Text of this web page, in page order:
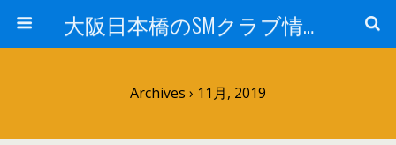
大阪日本橋のSMクラブ情報 M女専科
Archives › 11月, 2019